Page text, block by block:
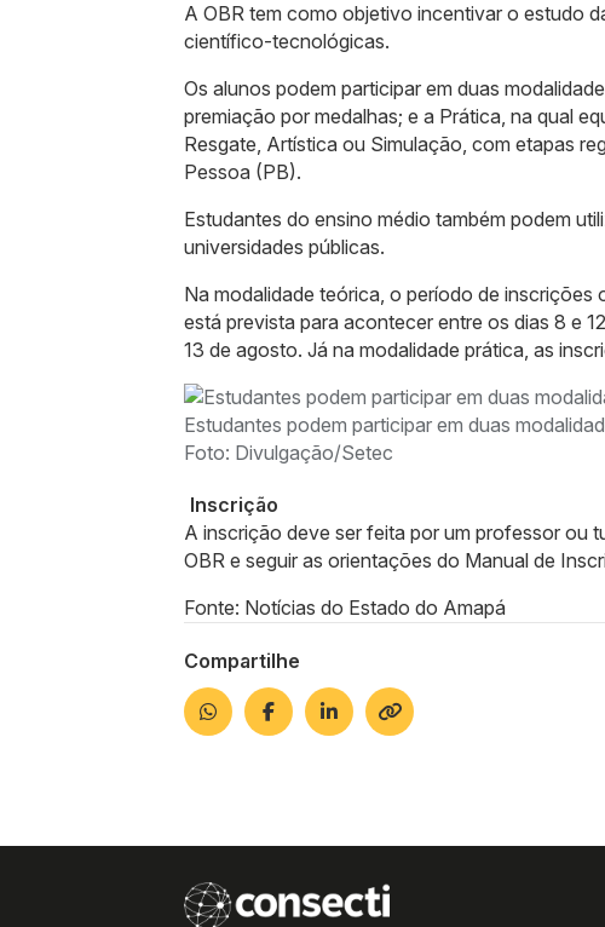
A OBR tem como objetivo incentivar o estudo
científico-tecnológicas.
Os alunos podem participar em duas
premiação por medalhas; e a Prática, na qual
Resgate, Artística ou Simulação, com etapas
Pessoa (PB).
Estudantes do ensino médio também podem
universidades públicas.
Na modalidade teórica, o período de inscrições
está prevista para acontecer entre os dias 8 e
13 de agosto. Já na modalidade prática, as
Estudantes podem participar em duas
Foto: Divulgação/Setec
Inscrição
A inscrição deve ser feita por um professor ou
OBR e seguir as orientações do Manual de
Fonte: Notícias do Estado do Amapá
Compartilhe